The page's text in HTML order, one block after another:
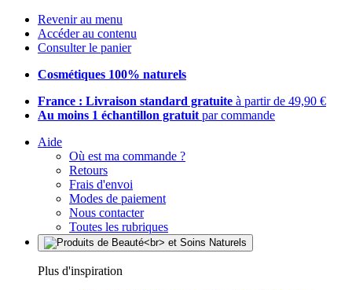
Revenir au menu
Accéder au contenu
Consulter le panier
Cosmétiques 100% naturels
France : Livraison standard gratuite à partir de 49,90 €
Au moins 1 échantillon gratuit par commande
Aide
Où est ma commande ?
Retours
Frais d'envoi
Modes de paiement
Nous contacter
Toutes les rubriques
Plus d'inspiration